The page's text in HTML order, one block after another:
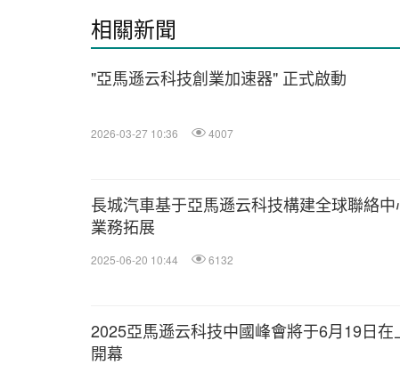
相關新聞
"亞馬遜云科技創業加速器" 正式啟動
2026-03-27 10:36 4007
長城汽車基于亞馬遜云科技構建全球聯絡
業務拓展
2025-06-20 10:44 6132
2025亞馬遜云科技中國峰會將于6月19日在
開幕